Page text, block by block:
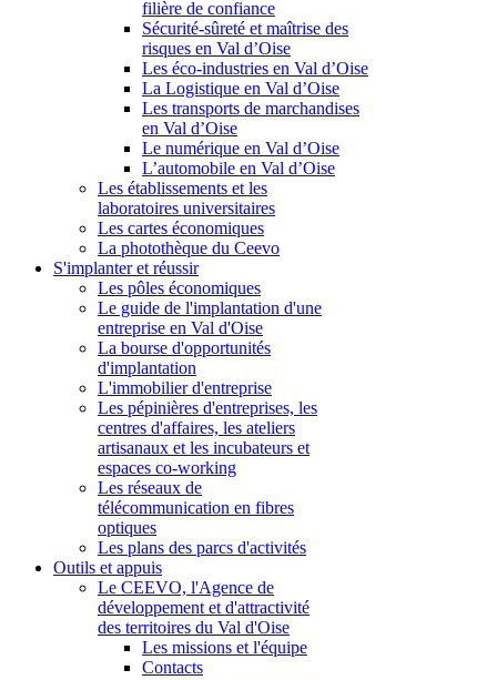
filière de confiance
Sécurité-sûreté et maîtrise des
risques en Val d’Oise
Les éco-industries en Val d’Oise
La Logistique en Val d’Oise
Les transports de marchandises
en Val d’Oise
Le numérique en Val d’Oise
L’automobile en Val d’Oise
Les établissements et les
laboratoires universitaires
Les cartes économiques
La photothèque du Ceevo
S'implanter et réussir
Les pôles économiques
Le guide de l'implantation d'une
entreprise en Val d'Oise
La bourse d'opportunités
d'implantation
L'immobilier d'entreprise
Les pépinières d'entreprises, les
centres d'affaires, les ateliers
artisanaux et les incubateurs et
espaces co-working
Les réseaux de
télécommunication en fibres
optiques
Les plans des parcs d'activités
Outils et appuis
Le CEEVO, l'Agence de
développement et d'attractivité
des territoires du Val d'Oise
Les missions et l'équipe
Contacts